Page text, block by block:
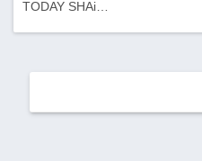
TODAY SHAi…